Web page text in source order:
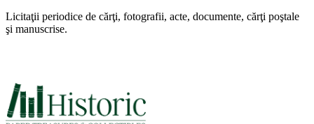
Licitaţii periodice de cărţi, fotografii, acte, documente, cărţi poştale
şi manuscrise.